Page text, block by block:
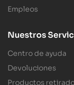
Empleos
Nuestros
Centro de ayuda
Devoluciones
Productos